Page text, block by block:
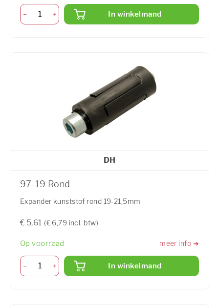
In winkelmand
DH
97-19 Rond
Expander kunststof rond 19-21,5mm
€ 5,61 (€ 6,79 incl. btw)
Op voorraad meer info ➜
In winkelmand